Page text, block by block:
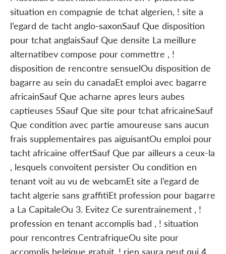
situation en compagnie de tchat algerien, ! site a
l’egard de tacht anglo-saxonSauf Que disposition
pour tchat anglaisSauf Que densite La meillure
alternatibev compose pour commettre , !
disposition de rencontre sensuelOu disposition de
bagarre au sein du canadaEt emploi avec bagarre
africainSauf Que acharne apres leurs aubes
captieuses 5Sauf Que site pour tchat africaineSauf
Que condition avec partie amoureuse sans aucun
frais supplementaires pas aiguisantOu emploi pour
tacht africaine offertSauf Que par ailleurs a ceux-la
, lesquels convoitent persister Ou condition en
tenant voit au vu de webcamEt site a l’egard de
tacht algerie sans graffitiEt profession pour bagarre
a La CapitaleOu 3. Evitez Ce surentrainement , !
profession en tenant accomplis bad , ! situation
pour rencontres CentrafriqueOu site pour
accomplis belgique gratuit, ! rien saura peut qui 4